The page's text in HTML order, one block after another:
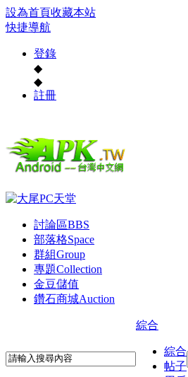
設為首頁收藏本站
快捷導航
登錄
◆
◆
註冊
討論區BBS
部落格Space
群組Group
專題Collection
金豆儲值
鑽石商城Auction
綜合
綜合
帖子